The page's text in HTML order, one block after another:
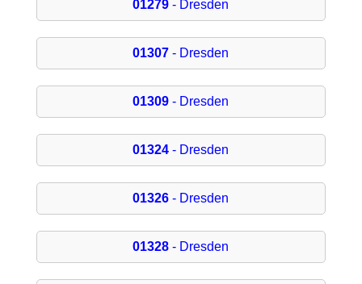
01279 - Dresden
01307 - Dresden
01309 - Dresden
01324 - Dresden
01326 - Dresden
01328 - Dresden